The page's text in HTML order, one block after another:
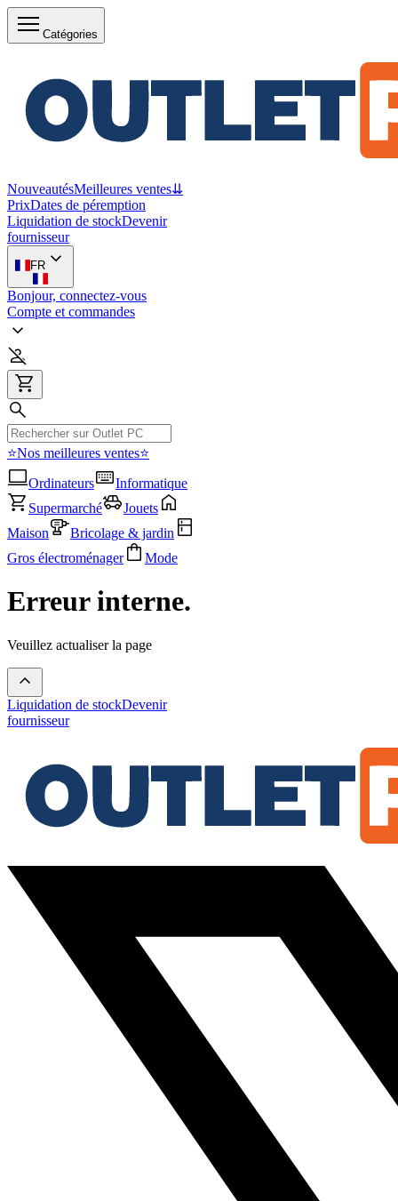
Catégories
NouveautésMeilleures ventes⇊
PrixDates de péremption
Liquidation de stockDevenir
fournisseur
FR
Bonjour, connectez-vous
Compte et commandes
⭐Nos meilleures ventes⭐
Ordinateurs
Informatique
Supermarché
Jouets
Maison
Bricolage & jardin
Gros électroménager
Mode
Erreur interne.
Veuillez actualiser la page
Liquidation de stockDevenir
fournisseur